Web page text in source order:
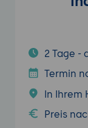
2 Tage -
Termin
In Ihrem
Preis